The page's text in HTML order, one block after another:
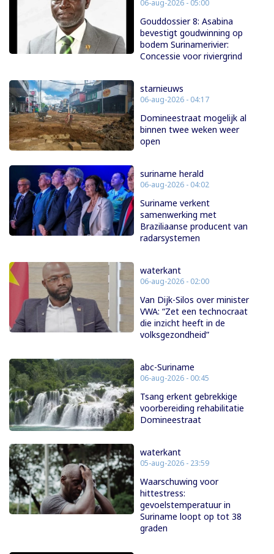
06-aug-2026 - 05:00
Gouddossier 8: Asabina
bevestigt goudwinning op
bodem Surinamerivier:
Concessie voor riviergrind
starnieuws
06-aug-2026 - 04:17
Domineestraat mogelijk al
binnen twee weken weer
open
suriname herald
06-aug-2026 - 04:02
Suriname verkent
samenwerking met
Braziliaanse producent van
radarsystemen
waterkant
06-aug-2026 - 02:00
Van Dijk-Silos over minister
VWA: “Zet een technocraat
die inzicht heeft in de
volksgezondheid”
abc-Suriname
06-aug-2026 - 00:45
Tsang erkent gebrekkige
voorbereiding rehabilitatie
Domineestraat
waterkant
05-aug-2026 - 23:59
Waarschuwing voor
hittestress:
gevoelstemperatuur in
Suriname loopt op tot 38
graden